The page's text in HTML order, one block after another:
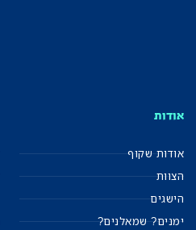
אודות
אודות שקוף
הצוות
הישגים
ימנים? שמאלנים?